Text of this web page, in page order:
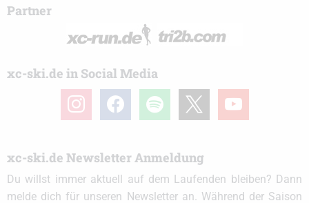
Partner
xc-ski.de in Social Media
instagramfacebook spotify youtube
xc-ski.de Newsletter Anmeldung
Du willst immer aktuell auf dem Laufenden bleiben? Dann
melde dich für unseren Newsletter an. Während der Saison